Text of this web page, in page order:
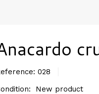
028
New product